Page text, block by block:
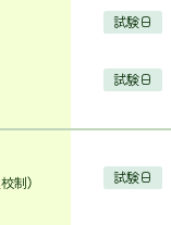
試験日
試験日
制） 試験日